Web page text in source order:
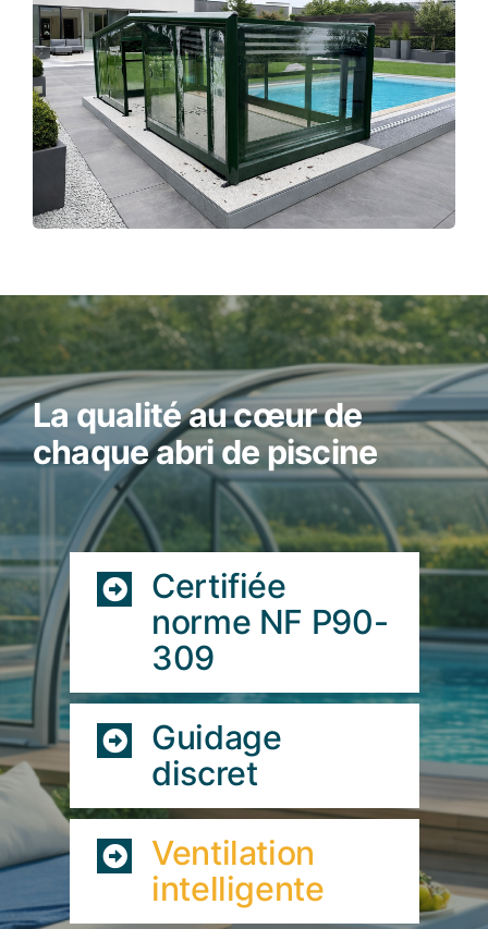
La qualité au cœur de
chaque abri de piscine
Certifiée
norme NF P90-
309
Guidage
discret
Ventilation
intelligente